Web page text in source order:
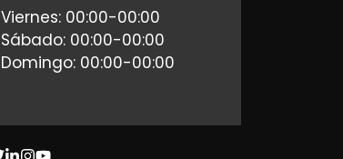
Viernes: 00:00-00:00
Sábado: 00:00-00:00
Domingo: 00:00-00:00